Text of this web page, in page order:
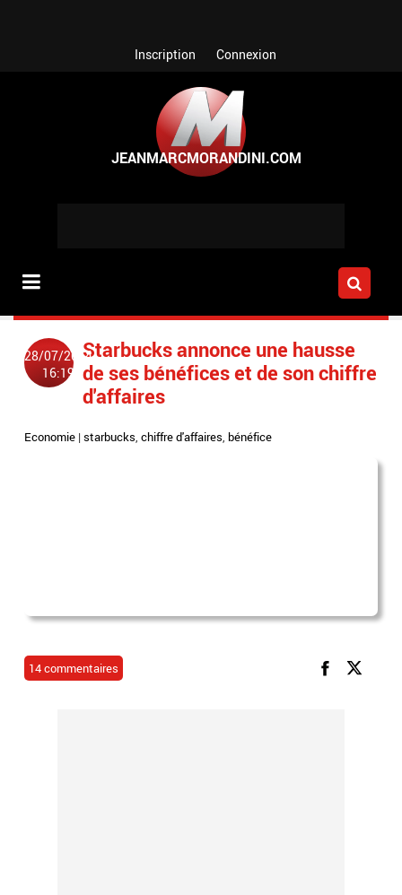
Inscription Connexion
28/07/2014
16:19
Starbucks annonce une hausse
de ses bénéfices et de son chiffre
d'affaires
Economie |starbucks,chiffre d'affaires,bénéfice
14 commentaires